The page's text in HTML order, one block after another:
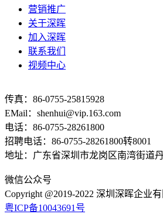
营销推广
关于深晖
加入深晖
联系我们
视频中心
传真：86-0755-25815928
EMail：shenhui@vip.163.com
电话：86-0755-28261800
招聘电话：86-0755-28261800转8001
地址：广东省深圳市龙岗区南湾街道
微信公众号
Copyright @2019-2022 深圳深晖企业
粤ICP备10043691号